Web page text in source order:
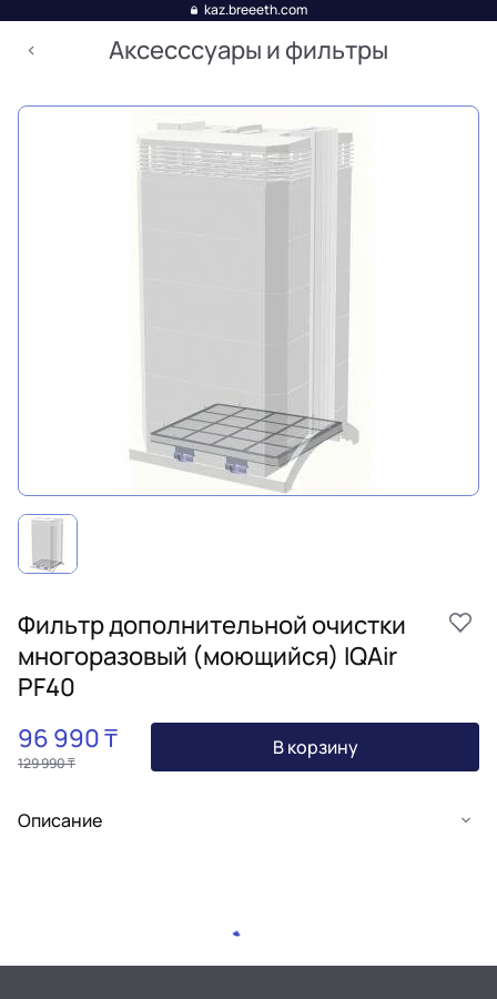
kaz.breeeth.com
Аксесссуары и фильтры
Фильтр дополнительной очистки
многоразовый (моющийся) IQAir
PF40
96 990 ₸
129 990 ₸
В корзину
Описание